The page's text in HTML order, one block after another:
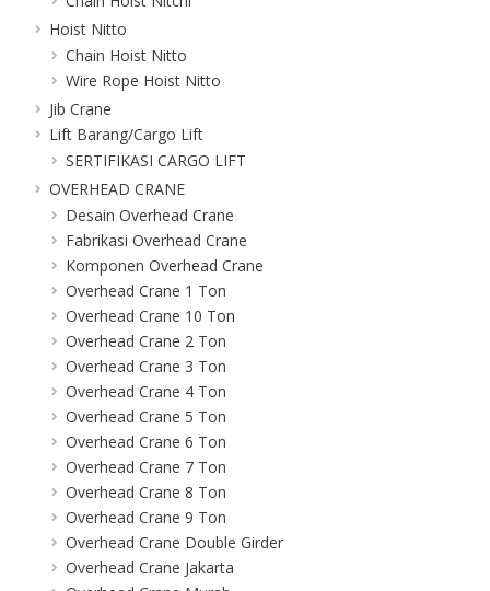
Hoist Nitto
Chain Hoist Nitto
Wire Rope Hoist Nitto
Jib Crane
Lift Barang/Cargo Lift
SERTIFIKASI CARGO LIFT
OVERHEAD CRANE
Desain Overhead Crane
Fabrikasi Overhead Crane
Komponen Overhead Crane
Overhead Crane 1 Ton
Overhead Crane 10 Ton
Overhead Crane 2 Ton
Overhead Crane 3 Ton
Overhead Crane 4 Ton
Overhead Crane 5 Ton
Overhead Crane 6 Ton
Overhead Crane 7 Ton
Overhead Crane 8 Ton
Overhead Crane 9 Ton
Overhead Crane Double Girder
Overhead Crane Jakarta